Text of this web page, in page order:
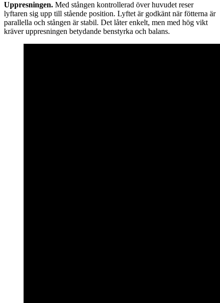
Uppresningen. Med stången kontrollerad över huvudet reser
lyftaren sig upp till stående position. Lyftet är godkänt när fötterna är
parallella och stången är stabil. Det låter enkelt, men med hög vikt
kräver uppresningen betydande benstyrka och balans.